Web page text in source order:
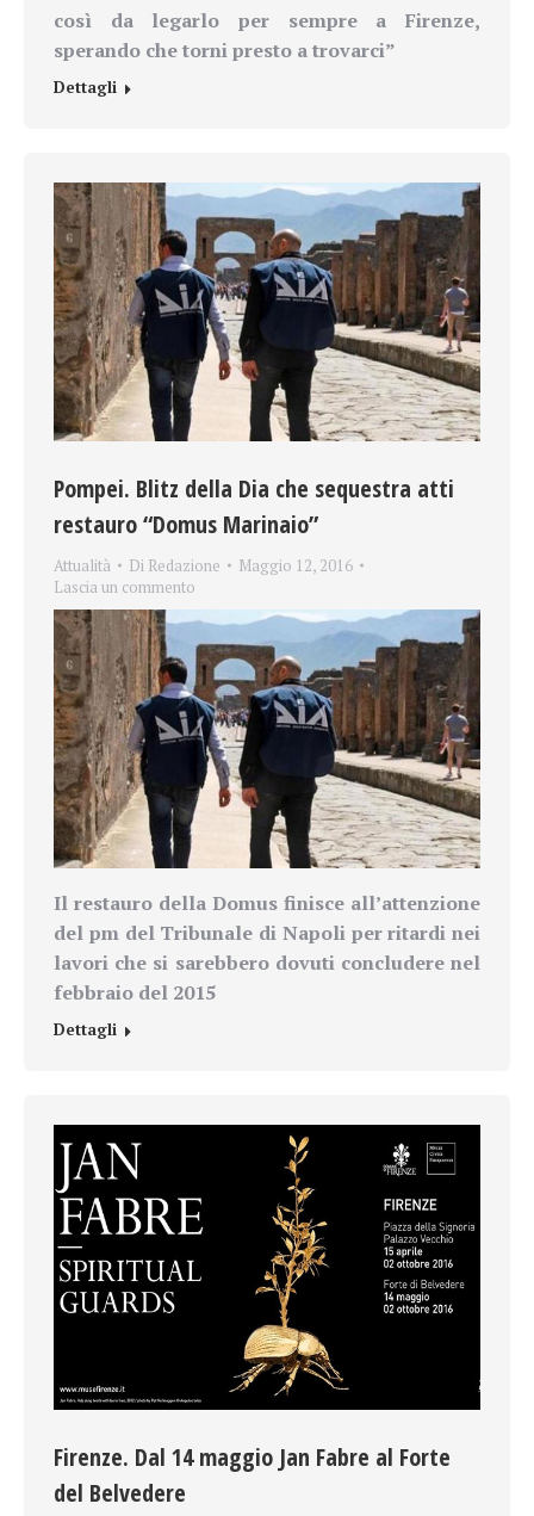
così da legarlo per sempre a Firenze,
sperando che torni presto a trovarci”
Dettagli
Pompei. Blitz della Dia che sequestra atti
restauro “Domus Marinaio”
Attualità Di Redazione
Maggio 12, 2016
Lascia un commento
Il restauro della Domus finisce all’attenzione
del pm del Tribunale di Napoli per ritardi nei
lavori che si sarebbero dovuti concludere nel
febbraio del 2015
Dettagli
Firenze. Dal 14 maggio Jan Fabre al Forte
del Belvedere